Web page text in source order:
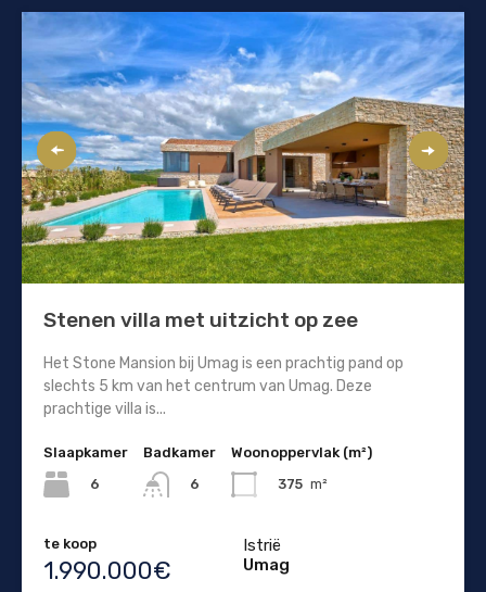
Stenen villa met uitzicht op zee
Het Stone Mansion bij Umag is een prachtig pand op
slechts 5 km van het centrum van Umag. Deze
prachtige villa is...
Slaapkamer
6
Badkamer
6
Woonoppervlak (m²)
375 m²
te koop
1.990.000€
Istrië
Umag